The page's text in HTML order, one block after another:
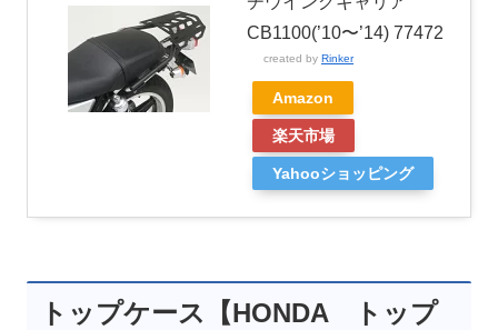
CB1100(’10〜’14) 77472
created by Rinker
Amazon
楽天市場
Yahooショッピング
トップケース【HONDA トップ